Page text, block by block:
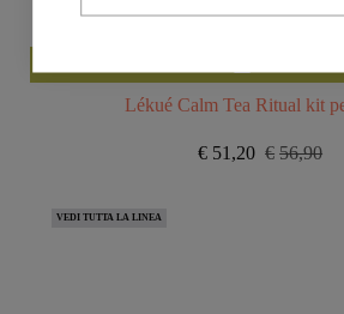
Lékué Calm Tea Ritual kit
€ 56,90
Il
€ 51,20 Il
VEDI TUTTA LA LINEA